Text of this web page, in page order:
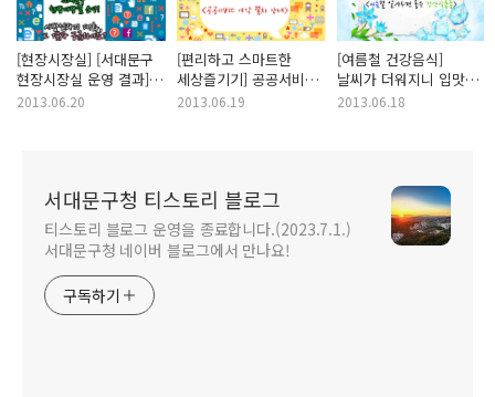
[현장시장실] [서대문구
현장시장실 운영 결과]
시장님과의 대화, 그
2013.06.20
[편리하고 스마트한
세상즐기기] 공공서비스
(유휴공간) 예약에
2013.06.19
[여름철 건강음식]
날씨가 더워지니 입맛이
없고, 식욕이 없다면? <
2013.06.18
서대문구청 티스토리 블로그
티스토리 블로그 운영을 종료합니다.(2023.7.1.)
서대문구청 네이버 블로그에서 만나요!
구독하기